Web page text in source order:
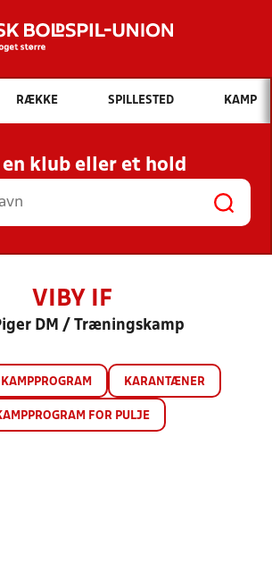
Hvad vil du søge efter?
INDHOLD OG NYHEDER
RESULTATER, KLUBBER OG
HOLD
RÆKKE SPILLESTED KAMP
en klub eller et hold
VIBY IF
DM / Træningskamp
KAMPPROGRAM KARANTÆNER
FOR PULJE